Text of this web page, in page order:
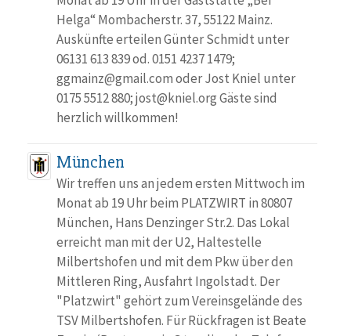
Helga“ Mombacherstr. 37, 55122 Mainz.
Auskünfte erteilen Günter Schmidt unter
06131 613 839 od. 0151 4237 1479;
ggmainz@gmail.com oder Jost Kniel unter
0175 5512 880; jost@kniel.org Gäste sind
herzlich willkommen!
München
Wir treffen uns an jedem ersten Mittwoch im
Monat ab 19 Uhr beim PLATZWIRT in 80807
München, Hans Denzinger Str.2. Das Lokal
erreicht man mit der U2, Haltestelle
Milbertshofen und mit dem Pkw über den
Mittleren Ring, Ausfahrt Ingolstadt. Der
"Platzwirt" gehört zum Vereinsgelände des
TSV Milbertshofen. Für Rückfragen ist Beate